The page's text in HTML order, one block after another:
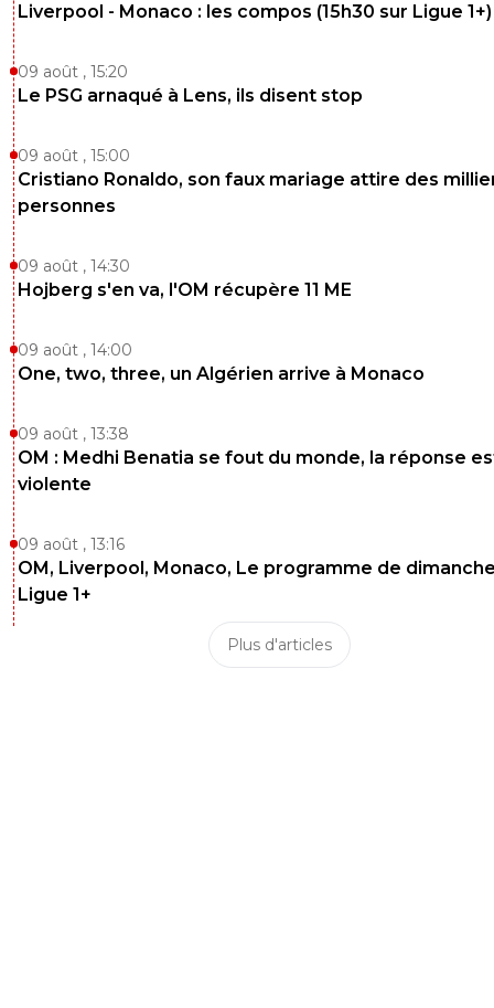
Liverpool - Monaco : les compos (15h30 sur Ligue 1+)
09 août , 15:20
Le PSG arnaqué à Lens, ils disent stop
09 août , 15:00
Cristiano Ronaldo, son faux mariage attire des
personnes
09 août , 14:30
Hojberg s'en va, l'OM récupère 11 ME
09 août , 14:00
One, two, three, un Algérien arrive à Monaco
09 août , 13:38
OM : Medhi Benatia se fout du monde, la réponse
violente
09 août , 13:16
OM, Liverpool, Monaco, Le programme de
Ligue 1+
Plus d'articles